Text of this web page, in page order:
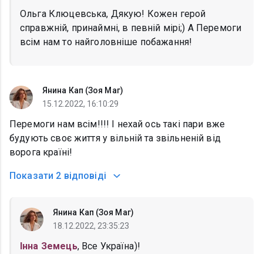
Ольга Клюцевська, Дякую! Кожен герой
справжній, принаймні, в певній мірі;) А Перемоги
всім нам то найголовніше побажання!
Янина Кап (Зоя Маг)
15.12.2022, 16:10:29
Перемоги нам всім!!!! І нехай ось такі пари вже
будують своє життя у вільній та звільненій від
ворога країні!
Показати 2 відповіді
Янина Кап (Зоя Маг)
18.12.2022, 23:35:23
Інна Земець, Все Україна)!